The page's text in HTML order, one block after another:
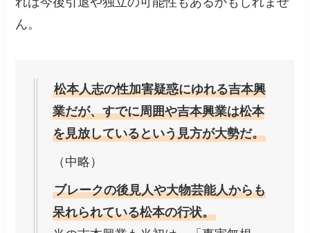
ん。
松本人志の性加害疑惑にゆれる吉本興
業だが、すでに周囲や吉本興業は松本
を見放しているという見方が大勢だ。
（中略）
ブレークの後見人や大物芸能人からも
呆れられている松本の行状。